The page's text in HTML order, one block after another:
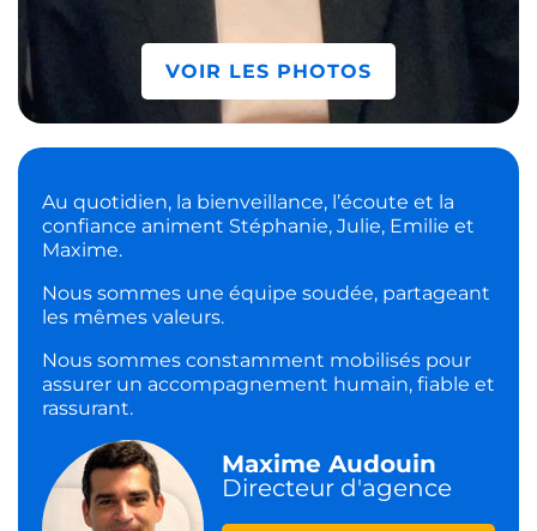
VOIR LES PHOTOS
Au quotidien, la bienveillance, l’écoute et la
confiance animent Stéphanie, Julie, Emilie et
Maxime.
Nous sommes une équipe soudée, partageant
les mêmes valeurs.
Nous sommes constamment mobilisés pour
assurer un accompagnement humain, fiable et
rassurant.
Maxime Audouin
Directeur d'agence